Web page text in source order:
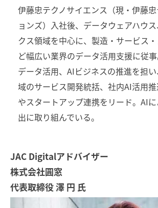
伊藤忠テクノサイエンス（現・伊藤
ョンズ）入社後、データウェアハウ
クス領域を中心に、製造・サービス
ど幅広い業界のデータ活用支援に従事
データ活用、AIビジネスの推進を担
域のサービス開発統括、社内AI活用
やスタートアップ連携をリード。AI
出に取り組んでいる。
JAC Digitalアドバイザー
株式会社圓窓
代表取締役 澤 円 氏